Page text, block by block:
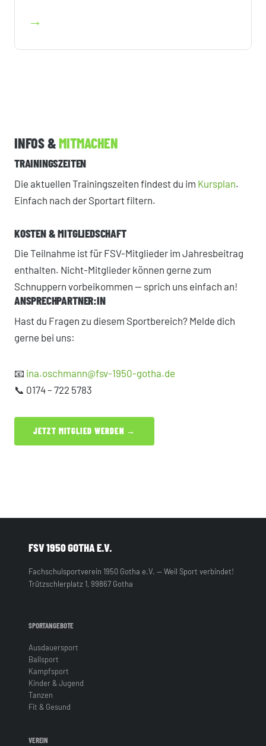
→
INFOS &MITMACHEN
TRAININGSZEITEN
Die aktuellen Trainingszeiten findest du im Kursplan.
Einfach nach der Sportart filtern.
KOSTEN & MITGLIEDSCHAFT
Die Teilnahme ist für FSV-Mitglieder im Jahresbeitrag
enthalten. Nicht-Mitglieder können gerne zum
Schnuppern vorbeikommen — sprich uns einfach an!
ANSPRECHPARTNER:IN
Hast du Fragen zu diesem Sportbereich? Melde dich
gerne bei uns:
📧 ina.oschmann@fsv-1950-gotha.de
📞 0174 – 722 5783
JETZT MITGLIED WERDEN →
FSV 1950 GOTHA E.V.
Fachschulsportverein 1950 Gotha e.V. — Weil Sport verbindet!
Trützschlerplatz 1, 99867 Gotha
SPORTANGEBOTE
Ausdauersport
Ballsport
Kampfsport
Kinder & Jugend
Tanzen
Fit & Gesund
VEREIN